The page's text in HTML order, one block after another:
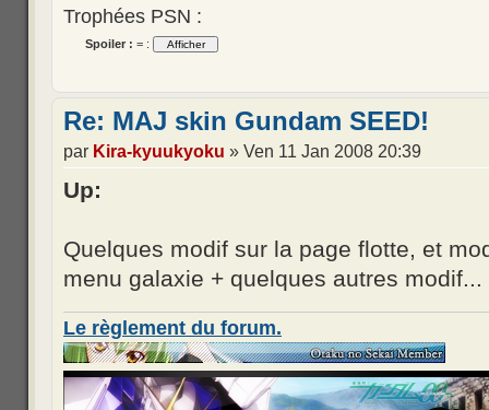
Trophées PSN :
Spoiler : = :
Re: MAJ skin Gundam SEED!
par Kira-kyuukyoku » Ven 11 Jan 2008 20:39
Up:
Quelques modif sur la page flotte, et
menu galaxie + quelques autres modif...
Le règlement du forum.